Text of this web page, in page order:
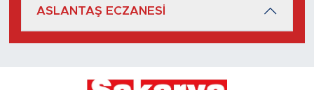
ASLANTAŞ ECZANESİ